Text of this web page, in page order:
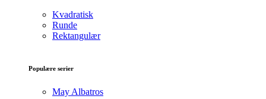
Kvadratisk
Runde
Rektangulær
Populære serier
May Albatros